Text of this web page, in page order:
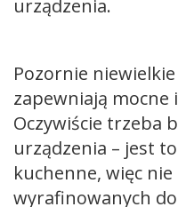
urządzenia.
Pozornie
zapewniają mocne
Oczywiście trzeba
urządzenia – jest
kuchenne, więc
wyrafinowanych